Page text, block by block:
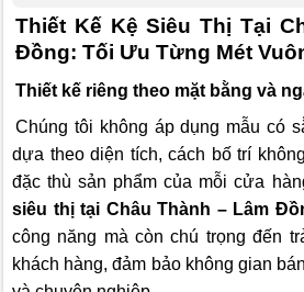
Thiết Kế Kệ Siêu Thị Tại
Đồng: Tối Ưu Từng Mét
Thiết kế riêng theo mặt bằng và
Chúng tôi không áp dụng mẫu có
dựa theo diện tích, cách bố trí
đặc thù sản phẩm của mỗi cửa
siêu thị tại Châu Thành – Lâm
công năng mà còn chú trọng đến
khách hàng, đảm bảo không gian